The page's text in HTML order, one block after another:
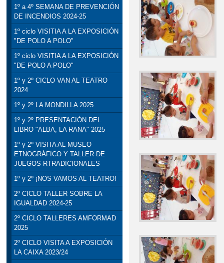
1º a 4º SEMANA DE PREVENCIÓN
DE INCENDIOS 2024-25
1º ciclo VISITIA A LA EXPOSICIÓN
"DE POLO A POLO"
1º ciclo VISITIA A LA EXPOSICIÓN
"DE POLO A POLO"
1º y 2º CICLO VAN AL TEATRO
2024
1º y 2º LA MONDILLA 2025
1º y 2º PRESENTACIÓN DEL
LIBRO "ALBA, LA RANA" 2025
1º y 2º VISITA AL MUSEO
ETNOGRÁFICO Y TALLER DE
JUEGOS RTRADICIONALES
1º y 2º ¡NOS VAMOS AL TEATRO!
2º CICLO TALLER SOBRE LA
IGUALDAD 2024-25
2º CICLO TALLERES AMFORMAD
2025
2º CICLO VISITA A EXPOSICIÓN
LA CAIXA 2023/24